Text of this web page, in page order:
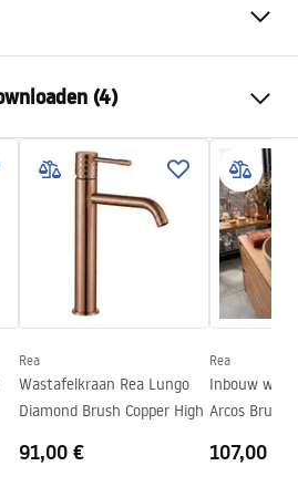
Wandmontage, Inbouw
Geborsteld koper
Vast
PVD
5 jaar
(4)
Rea
Wastafelkraan Rea Lungo
Diamond Brush Copper High
91,00 €
Rea
Inbouw
Arcos Brush
107,00 €